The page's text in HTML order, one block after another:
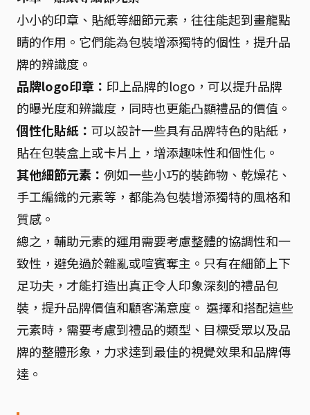
小小的印章、貼紙等細節元素，往往能起到畫龍點
睛的作用。它們能為包裝增添獨特的個性，提升品
牌的辨識度。
品牌logo印章： 印上品牌的logo，可以提升品牌
的曝光度和辨識度，同時也更能凸顯禮品的價值。
個性化貼紙： 可以設計一些具有品牌特色的貼紙，
貼在包裝盒上或卡片上，增添趣味性和個性化。
其他細節元素： 例如一些小巧的裝飾物、乾燥花、
手工編織的元素等，都能為包裝增添獨特的風格和
質感。
總之，輔助元素的運用需要考慮整體的協調性和一
致性，避免過於雜亂或喧賓奪主。只有在細節上下
足功夫，才能打造出真正令人印象深刻的禮品包
裝，提升品牌價值和顧客滿意度。 選擇和搭配這些
元素時，需要考慮到禮品的類型、目標受眾以及品
牌的整體形象，力求達到最佳的視覺效果和品牌傳
達。